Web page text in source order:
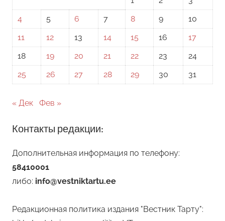
4
5 6 7 8 9
10
11
12 13 14 15 16
17
18
19 20 21 22 23
24
25
26 27 28 29 30 31
« Дек Фев »
Контакты редакции:
Дополнительная информация по телефону:
58410001
либо: info@vestniktartu.ee
Редакционная политика издания "Вестник Тарту":